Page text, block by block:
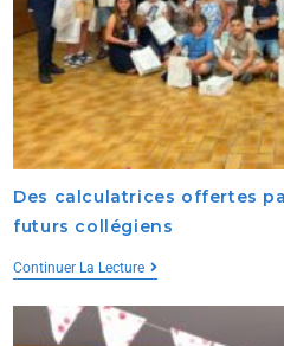
Des calculatrices offertes
futurs collégiens
Continuer La Lecture